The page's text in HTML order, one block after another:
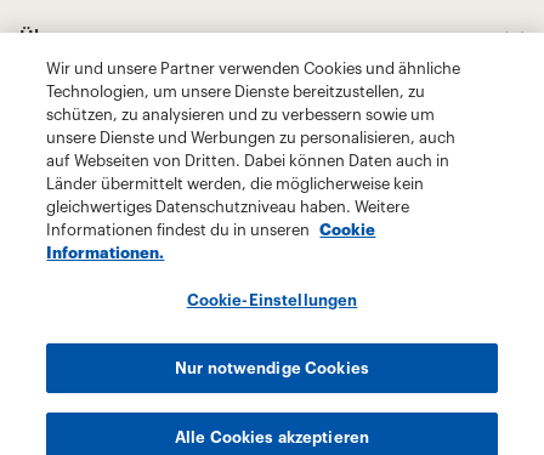
Wir und unsere Partner verwenden Cookies und ähnliche
Technologien, um unsere Dienste bereitzustellen, zu
schützen, zu analysieren und zu verbessern sowie um
unsere Dienste und Werbungen zu personalisieren, auch
auf Webseiten von Dritten. Dabei können Daten auch in
Länder übermittelt werden, die möglicherweise kein
gleichwertiges Datenschutzniveau haben. Weitere
Informationen findest du in unseren
Cookie
Informationen.
Cookie-Einstellungen
Nur notwendige Cookies
Alle Cookies akzeptieren